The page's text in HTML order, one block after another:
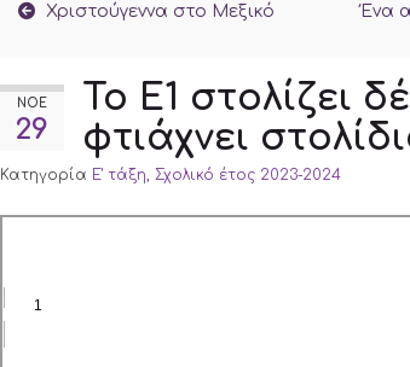
Χριστούγεννα στο Μεξικό
Ένα
ΝΟΈ
29
Το Ε1 στολίζει
φτιάχνει
Κατηγορία Ε' τάξη Σχολικό έτος 2023-2024